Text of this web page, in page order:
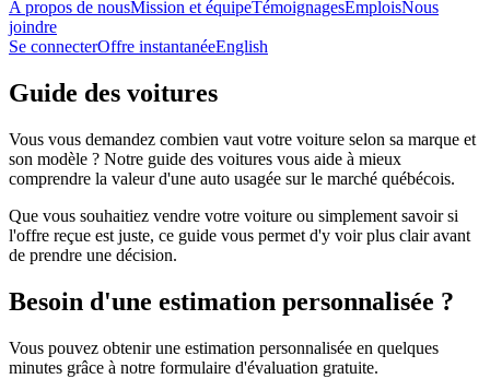
A propos de nousMission et équipeTémoignagesEmploisNous
joindre
Se connecterOffre instantanéeEnglish
Guide des voitures
Vous vous demandez combien vaut votre voiture selon sa marque et
son modèle ? Notre guide des voitures vous aide à mieux
comprendre la valeur d'une auto usagée sur le marché québécois.
Que vous souhaitiez vendre votre voiture ou simplement savoir si
l'offre reçue est juste, ce guide vous permet d'y voir plus clair avant
de prendre une décision.
Besoin d'une estimation personnalisée ?
Vous pouvez obtenir une estimation personnalisée en quelques
minutes grâce à notre formulaire d'évaluation gratuite.